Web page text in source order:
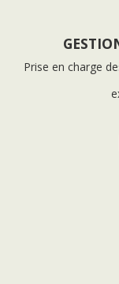
Prise en charge